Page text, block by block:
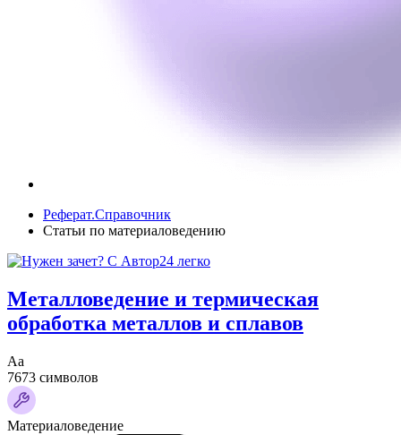
Реферат.Справочник
Статьи по материаловедению
Металловедение и термическая
обработка металлов и сплавов
Аа
7673 символов
Материаловедение